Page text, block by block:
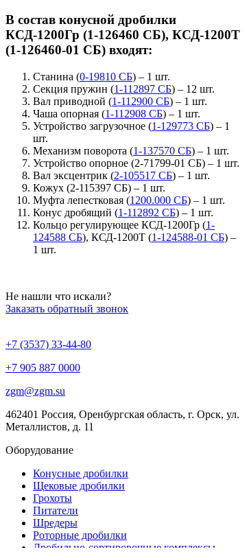
В состав конусной дробилки
КСД-1200Гр (1-126460 СБ), КСД-1200Т
(1-126460-01 СБ) входят:
Станина (0-19810 СБ) – 1 шт.
Секция пружин (1-112897 СБ) – 12 шт.
Вал приводной (1-112900 СБ) – 1 шт.
Чаша опорная (1-112908 СБ) – 1 шт.
Устройство загрузочное (1-129773 СБ) – 1
шт.
Механизм поворота (1-137570 СБ) – 1 шт.
Устройство опорное (2-71799-01 СБ) – 1 шт.
Вал эксцентрик (2-105517 СБ) – 1 шт.
Кожух (2-115397 СБ) – 1 шт.
Муфта лепестковая (1200.000 СБ) – 1 шт.
Конус дробящий (1-112892 СБ) – 1 шт.
Кольцо регулирующее КСД-1200Гр (1-
124588 СБ), КСД-1200Т (1-124588-01 СБ) –
1 шт.
Не нашли что искали?
Заказать обратный звонок
+7 (3537) 33-44-80
+7 905 887 0000
zgm@zgm.su
462401 Россия, Оренбургская область, г. Орск, ул.
Металлистов, д. 11
Оборудование
Конусные дробилки
Щековые дробилки
Грохоты
Питатели
Шредеры
Роторные дробилки
Дробильно-сортировочные комплексы